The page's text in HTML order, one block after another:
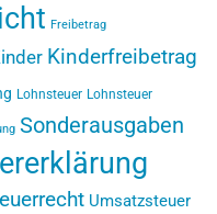
Freibetrag
Kinderfreibetrag
Lohnsteuer Lohnsteuer
Sonderausgaben
Umsatzsteuer